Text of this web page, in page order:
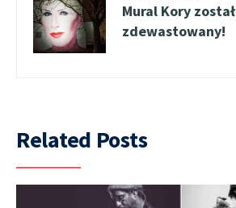
Mural Kory został
zdewastowany!
Related Posts